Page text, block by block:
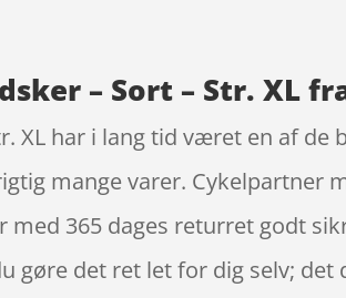
– Sort – Str. XL
XL har i lang tid været en af de
mange varer. Cykelpartner
365 dages returret godt
gøre det ret let for dig selv; det